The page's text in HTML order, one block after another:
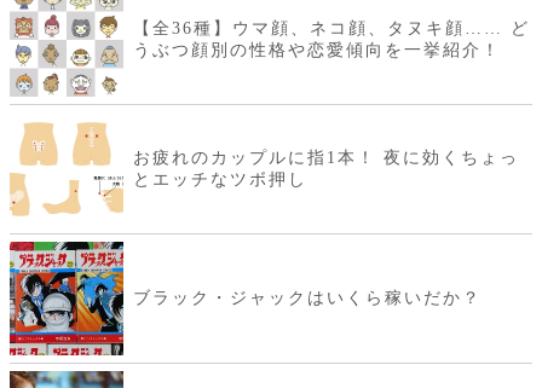
【全36種】ウマ顔、ネコ顔、タヌキ顔…… ど
うぶつ顔別の性格や恋愛傾向を一挙紹介！
お疲れのカップルに指1本！ 夜に効くちょっ
とエッチなツボ押し
ブラック・ジャックはいくら稼いだか？